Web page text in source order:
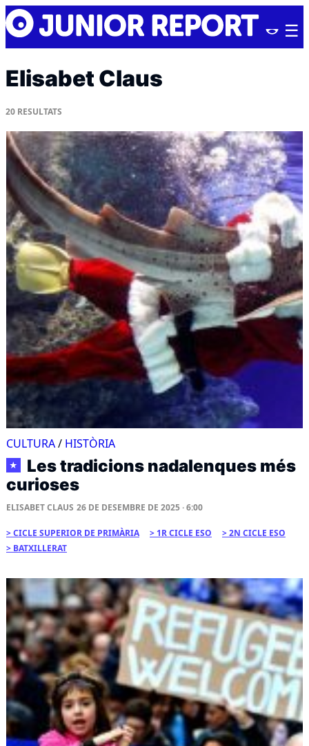
Skip
to
content
Junior
Report
Elisabet Claus
20 RESULTATS
CULTURA/ HISTÒRIA
★
Les tradicions nadalenques més
curioses
ELISABET CLAUS 26 DE DESEMBRE DE 2025 · 6:00
CICLE SUPERIOR DE PRIMÀRIA 1R CICLE ESO
2N CICLE ESO
BATXILLERAT